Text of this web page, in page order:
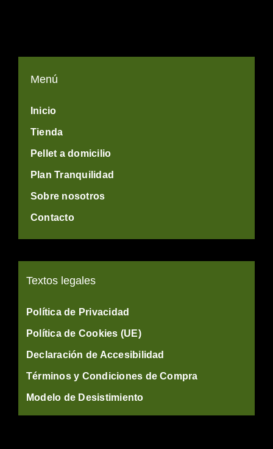
Menú
Inicio
Tienda
Pellet a domicilio
Plan Tranquilidad
Sobre nosotros
Contacto
Textos legales
Política de Privacidad
Política de Cookies (UE)
Declaración de Accesibilidad
Términos y Condiciones de Compra
Modelo de Desistimiento